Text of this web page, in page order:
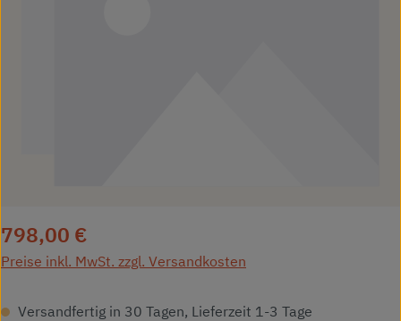
Regulärer Preis:
798,00 €
Preise inkl. MwSt. zzgl. Versandkosten
Versandfertig in 30 Tagen, Lieferzeit 1-3 Tage